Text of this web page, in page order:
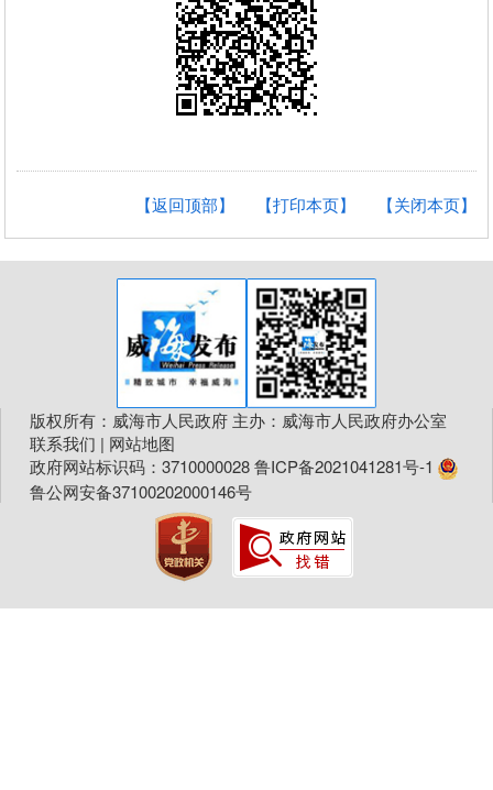
【关闭本页】
【打印本页】
【返回顶部】
版权所有：威海市人民政府 主办：威海市人民政府办公室
联系我们 | 网站地图
政府网站标识码：3710000028鲁ICP备2021041281号-1
鲁公网安备37100202000146号